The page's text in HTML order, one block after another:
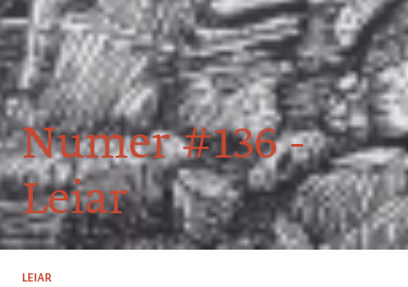
Numer #136 -
Leiar
LEIAR